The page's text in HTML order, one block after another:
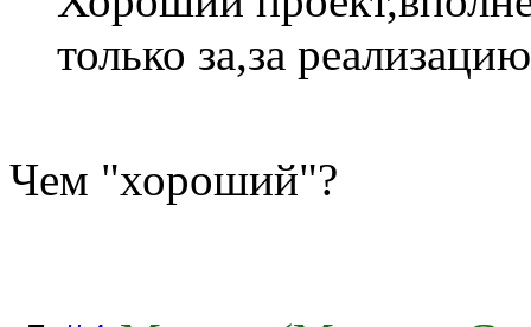
только за,за
Чем "хороший"?